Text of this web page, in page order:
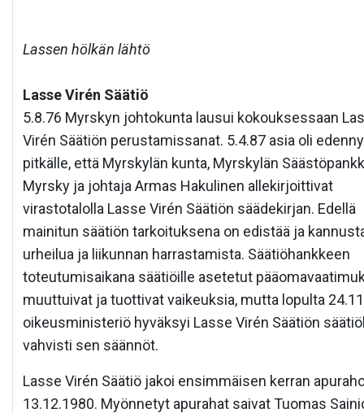
Lassen hölkän lähtö
Lasse Virén Säätiö
5.8.76 Myrskyn johtokunta lausui kokouksessaan
Virén Säätiön perustamissanat. 5.4.87 asia oli
pitkälle, että Myrskylän kunta, Myrskylän
Myrsky ja johtaja Armas Hakulinen allekirjoittivat
virastotalolla Lasse Virén Säätiön säädekirjan. Edellä
mainitun säätiön tarkoituksena on edistää ja
urheilua ja liikunnan harrastamista. Säätiöhankkeen
toteutumisaikana säätiöille asetetut
muuttuivat ja tuottivat vaikeuksia, mutta lopulta
oikeusministeriö hyväksyi Lasse Virén Säätiön
vahvisti sen säännöt.
Lasse Virén Säätiö jakoi ensimmäisen kerran
13.12.1980. Myönnetyt apurahat saivat Tuomas